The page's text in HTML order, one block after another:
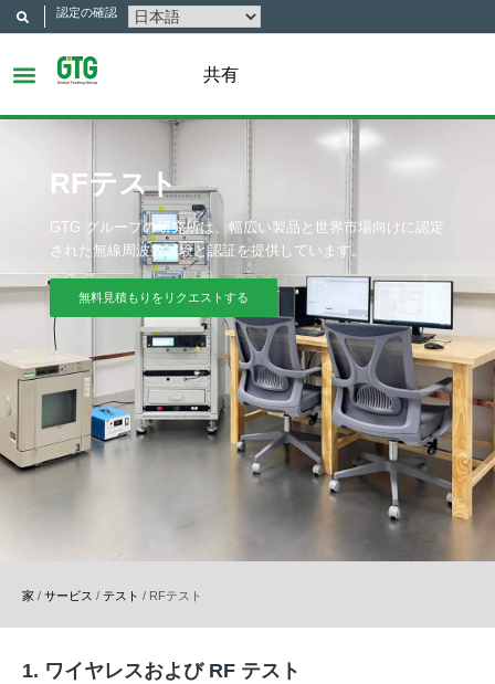
認定の確認
共有
RFテスト
GTG グループの研究所は、幅広い製品と世界市場向けに認定
された無線周波数試験と認証を提供しています。
無料見積もりをリクエストする
家 / サービス / テスト / RFテスト
1. ワイヤレスおよび RF テスト